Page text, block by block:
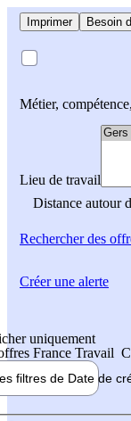
Imprimer Besoin
Métier,
Lieu de travail
Distance autour
Rechercherdes
uniquement
France Travail
filtres de Date de
Créer une alerte